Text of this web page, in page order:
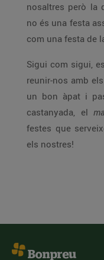
nosaltres però la
no és una festa
com una festa de
Sigui com sigui,
reunir-nos amb
un bon àpat i
castanyada, el
festes que
els nostres!